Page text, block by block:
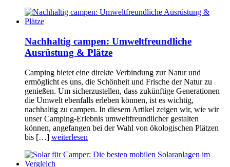
Nachhaltig campen: Umweltfreundliche
Ausrüstung & Plätze
Camping bietet eine direkte Verbindung zur Natur und
ermöglicht es uns, die Schönheit und Frische der Natur zu
genießen. Um sicherzustellen, dass zukünftige Generationen
die Umwelt ebenfalls erleben können, ist es wichtig,
nachhaltig zu campen. In diesem Artikel zeigen wir, wie wir
unser Camping-Erlebnis umweltfreundlicher gestalten
können, angefangen bei der Wahl von ökologischen Plätzen
bis […] weiterlesen